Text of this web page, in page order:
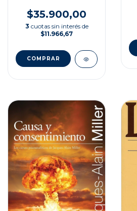
$35.900,00
3 cuotas sin interés de
$11.966,67